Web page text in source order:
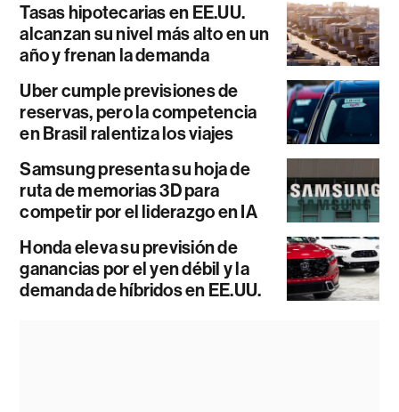
Tasas hipotecarias en EE.UU.
alcanzan su nivel más alto en un
año y frenan la demanda
Uber cumple previsiones de
reservas, pero la competencia
en Brasil ralentiza los viajes
Samsung presenta su hoja de
ruta de memorias 3D para
competir por el liderazgo en IA
Honda eleva su previsión de
ganancias por el yen débil y la
demanda de híbridos en EE.UU.